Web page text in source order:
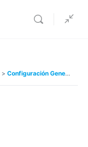
Configuración General